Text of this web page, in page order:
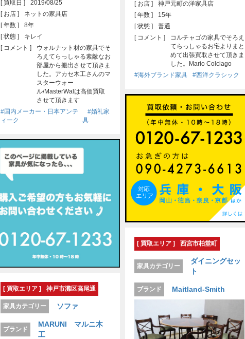
[ 買取日 ]
2019/08/25
[ お店 ]
ネットの家具店
[ 年数 ]
8年
[ 状態 ]
キレイ
[ コメント ]
ウォルナット材の家具でそ
ろえてらっしゃる素敵なお
部屋から搬出させて頂きま
した。アカセ木工さんのマ
スターウォー
ル/MasterWalは高価買取
させて頂きます
#国内メーカー・日本アンテ
ィーク
#婚礼家
具
[ お店 ]
神戸元町の洋家具店
[ 年数 ]
15年
[ 状態 ]
普通
[ コメント ]
コルチャゴの家具でそろえ
てらっしゃるお宅よりまと
めて出張買取させて頂きま
した。Mario Colciago
#海外ブランド家具
#西洋クラシック
[ 買取エリア ] 西宮市柏堂町
家具カテゴリー
ダイニングセッ
ト
ブランド Maitland-Smith
[ 買取エリア ] 神戸市灘区高尾通
家具カテゴリー ソファ
ブランド
MARUNI マルニ木
工